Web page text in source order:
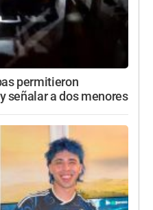
permitieron
señalar a dos menores